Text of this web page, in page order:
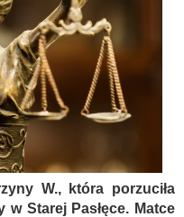
W., która porzuciła
w Starej Pasłęce. Matce